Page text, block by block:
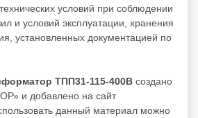
условий при соблюдении
и условий эксплуатации, хранения
установленных документацией по
ТПП31-115-400В создано
и добавлено на сайт
данный материал можно